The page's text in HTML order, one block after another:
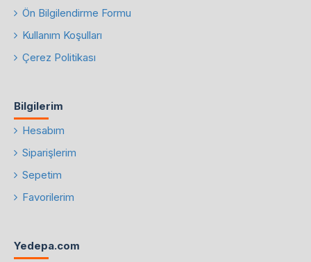
Ön Bilgilendirme Formu
Kullanım Koşulları
Çerez Politikası
Bilgilerim
Hesabım
Siparişlerim
Sepetim
Favorilerim
Yedepa.com